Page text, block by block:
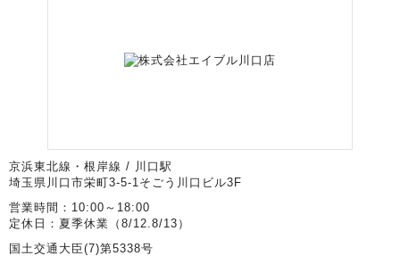
京浜東北線・根岸線 / 川口駅
埼玉県川口市栄町3-5-1そごう川口ビル3F
営業時間：10:00～18:00
定休日：夏季休業（8/12.8/13）
国土交通大臣(7)第5338号